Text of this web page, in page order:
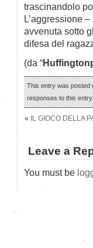
trascinandolo
L’aggressione
avvenuta sotto
difesa del
(da “
This entry was posted
responses to this
« IL GIOCO DELLA
Leave a
You must be